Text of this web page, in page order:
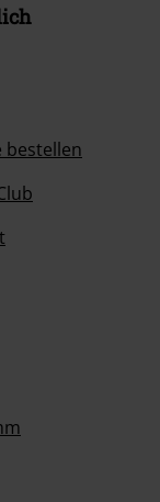
bestellen